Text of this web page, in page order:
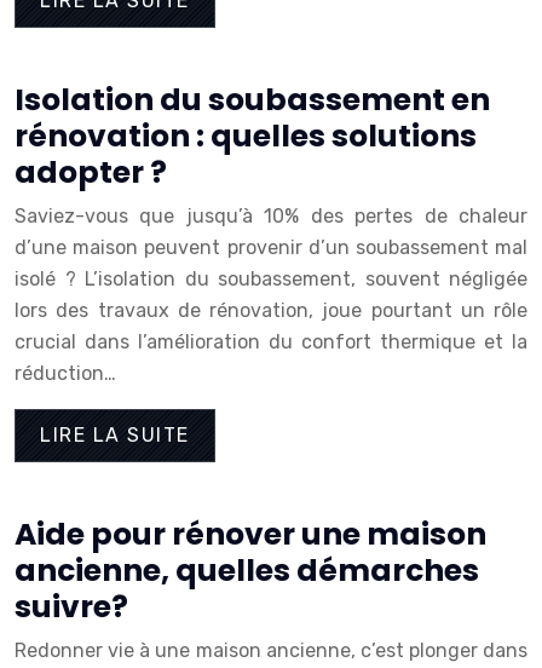
Isolation du soubassement en
rénovation : quelles solutions
adopter ?
Saviez-vous que jusqu’à 10% des pertes de chaleur
d’une maison peuvent provenir d’un soubassement mal
isolé ? L’isolation du soubassement, souvent négligée
lors des travaux de rénovation, joue pourtant un rôle
crucial dans l’amélioration du confort thermique et la
réduction…
LIRE LA SUITE
Aide pour rénover une maison
ancienne, quelles démarches
suivre?
Redonner vie à une maison ancienne, c’est plonger dans